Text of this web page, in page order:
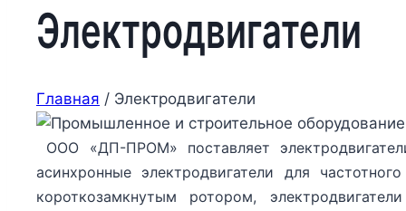
Электродвигатели
Главная / Электродвигатели
ООО «ДП-ПРОМ» поставляет
асинхронные электродвигатели для
короткозамкнутым ротором,